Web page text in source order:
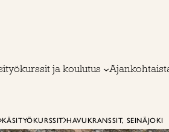
ja koulutus
KÄSITYÖKURSSIT HAVUKRANSSIT, SEINÄJOKI